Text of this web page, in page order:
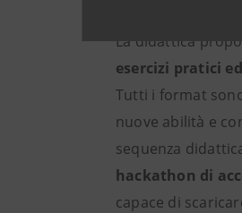
La didattica
esercizi pratici
Tutti i format
nuove abilità e
sequenza
hackathon di
capace di